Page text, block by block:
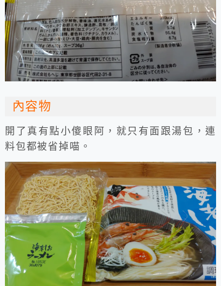
內容物
開了真有點小傻眼阿，就只有面跟湯包，連
料包都被省掉喵。